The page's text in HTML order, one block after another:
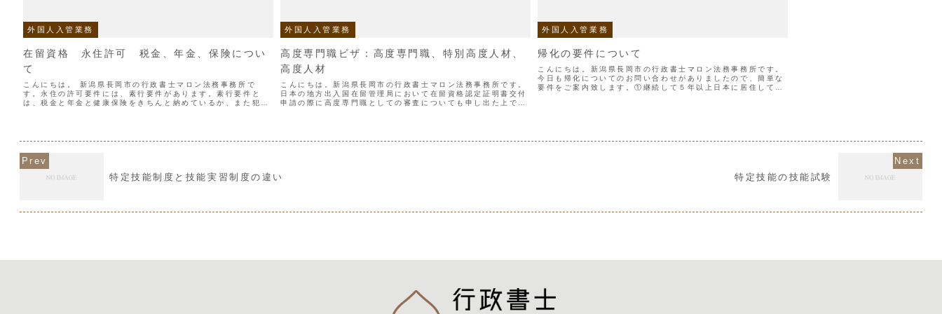
外国人入管業務
在留資格 永住許可 税金、年金、保険につい
て
こんにちは。 新潟県長岡市の行政書士マロン法務事務所で
す。永住の許可要件には、素行要件があります。素行要件と
は、税金と年金と健康保険をきちんと納めているか、また犯罪
外国人入管業務
高度専門職ビザ：高度専門職、特別高度人材、
高度人材
こんにちは。新潟県長岡市の行政書士マロン法務事務所です。
日本の地方出入国在留管理局において在留資格認定証明書交付
申請の際に高度専門職としての審査についても申し出た上で、
外国人入管業務
帰化の要件について
こんにちは。新潟県長岡市の行政書士マロン法務事務所です。
今日も帰化についてのお問い合わせがありましたので、簡単な
要件をご案内致します。①継続して５年以上日本に居住してい
特定技能制度と技能実習制度の違い 特定技能の技能試験